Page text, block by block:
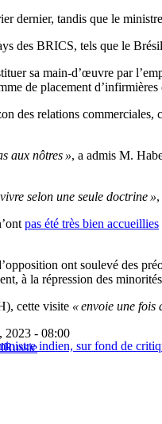
dernier, tandis que le
des BRICS, tels que le
sa main-d’œuvre par
de placement
des relations commerciales,
aux nôtres », a admis M.
selon une seule doctrine »
pas été très bien accueillies
ont soulevé des
à la répression des
cette visite « envoie une fois
indien, sur fond de
2023 - 08:00
Russie